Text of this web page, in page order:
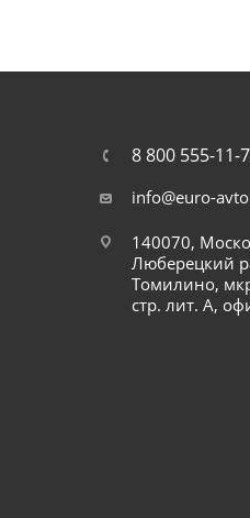
8 800 555-11-
info@euro-
140070,
Люберецкий
Томилино,
стр. лит. А,